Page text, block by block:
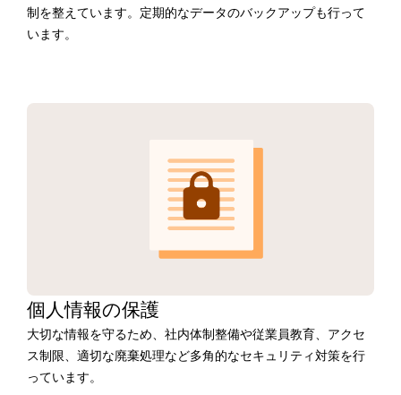
制を整えています。定期的なデータのバックアップも行って
います。
個人情報の保護
大切な情報を守るため、社内体制整備や従業員教育、アクセ
ス制限、適切な廃棄処理など多角的なセキュリティ対策を行
っています。